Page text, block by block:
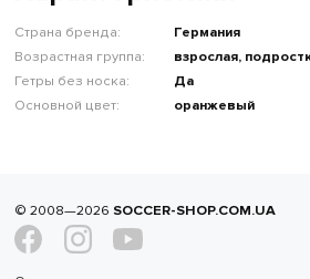
Страна бренда:
Германия
Возрастная группа:
взрослая,
Гетры без носка:
Да
Основной цвет:
оранжевый
© 2008—2026 SOCCER-SHOP.COM.UA